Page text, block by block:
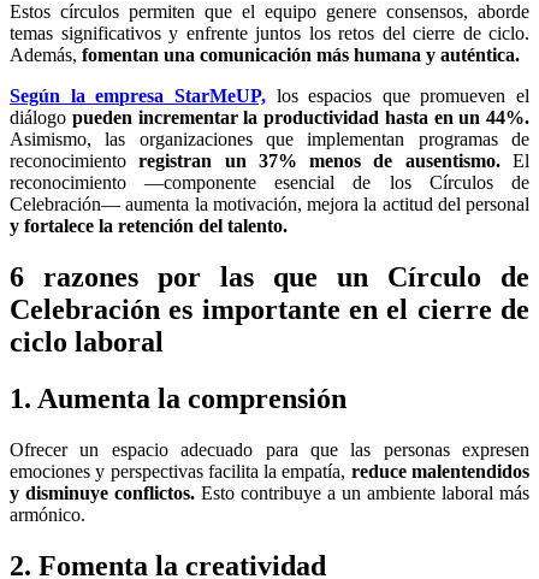
Estos círculos permiten que el equipo genere consensos, aborde
temas significativos y enfrente juntos los retos del cierre de ciclo.
Además, fomentan una comunicación más humana y auténtica.
Según la empresa StarMeUP,los espacios que promueven el
diálogo pueden incrementar la productividad hasta en un 44%.
Asimismo, las organizaciones que implementan programas de
reconocimiento registran un 37% menos de ausentismo.El
reconocimiento —componente esencial de los Círculos de
Celebración— aumenta la motivación, mejora la actitud del personal
y fortalece la retención del talento.
6 razones por las que un Círculo de
Celebración es importante en el cierre de
ciclo laboral
1. Aumenta la comprensión
Ofrecer un espacio adecuado para que las personas expresen
emociones y perspectivas facilita la empatía, reduce malentendidos
y disminuye conflictos. Esto contribuye a un ambiente laboral más
armónico.
2. Fomenta la creatividad